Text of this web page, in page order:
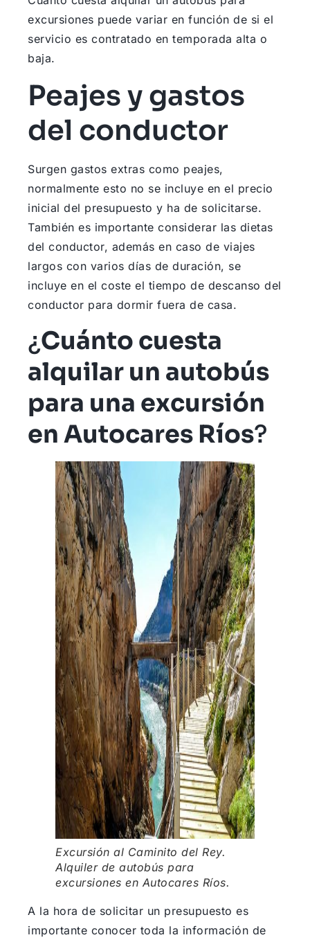
excursiones puede variar en función de si el
servicio es contratado en temporada alta o
baja.
Peajes y gastos
del conductor
Surgen gastos extras como peajes,
normalmente esto no se incluye en el precio
inicial del presupuesto y ha de solicitarse.
También es importante considerar las dietas
del conductor, además en caso de viajes
largos con varios días de duración, se
incluye en el coste el tiempo de descanso del
conductor para dormir fuera de casa.
¿Cuánto cuesta
alquilar un autobús
para una excursión
en Autocares Ríos?
Excursión al Caminito del Rey.
Alquiler de autobús para
excursiones en Autocares Ríos.
A la hora de solicitar un presupuesto es
importante conocer toda la información de